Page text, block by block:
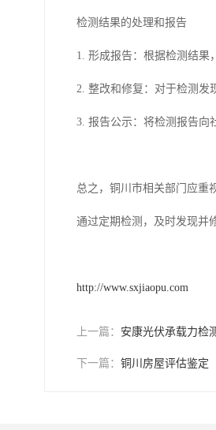
检测结果的处理和报告
1. 形成报告：根据检测结果
2. 整改和修复：对于检测发
3. 报告公示：将检测报告向
总之，铜川市相关部门应重
通过定期检测，及时发现并
http://www.sxjiaopu.com
上一篇： 安康光伏承载力检
下一篇： 铜川房屋评估鉴定